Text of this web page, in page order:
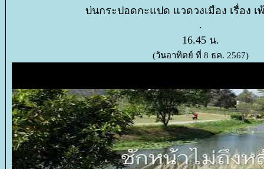
บ่นกระปอดกะแปด แวดวงเมือง เรื่อง
.
16.45 น.
(วันอาทิตย์ ที่ 8 ธค. 2567)